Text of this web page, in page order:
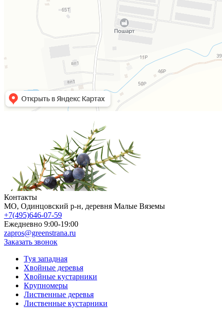
Контакты
МO, Одинцовский р-н, деревня Малые Вяземы
+7(495)646-07-59
Ежедневно 9:00-19:00
zapros@greenstrana.ru
Заказать звонок
Туя западная
Хвойные деревья
Хвойные кустарники
Крупномеры
Лиственные деревья
Лиственные кустарники